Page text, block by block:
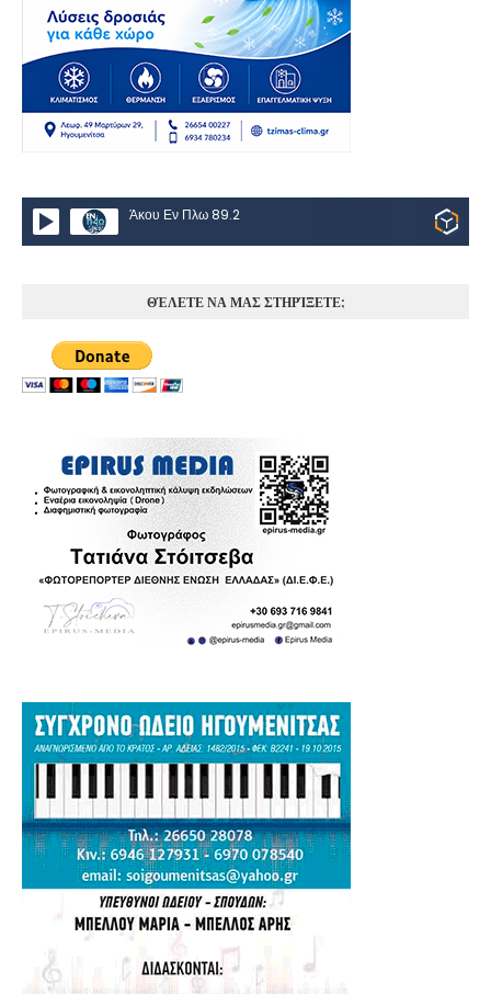
Άκου Εν Πλω 89.2
ΘΈΛΕΤΕ ΝΑ ΜΑΣ ΣΤΗΡΊΞΕΤΕ;